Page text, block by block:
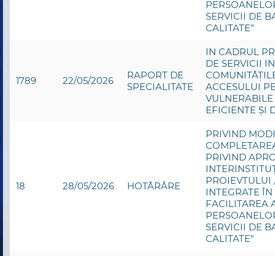
SERVICII DE
CALITATE”
1789 22/05/2026
RAPORT DE
SPECIALITATE
IN CADRUL
DE SERVICII
ACCESULUI
EFICIENTE ȘI
18 28/05/2026 HOTĂRÂRE
PRIVIND
PRIVIND
PROIEVTULUI
INTEGRATE
FACILITAREA
SERVICII DE
CALITATE”